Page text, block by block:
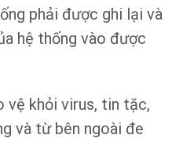
phải được ghi lại và
hệ thống vào được
vệ khỏi virus, tin tặc,
và từ bên ngoài đe